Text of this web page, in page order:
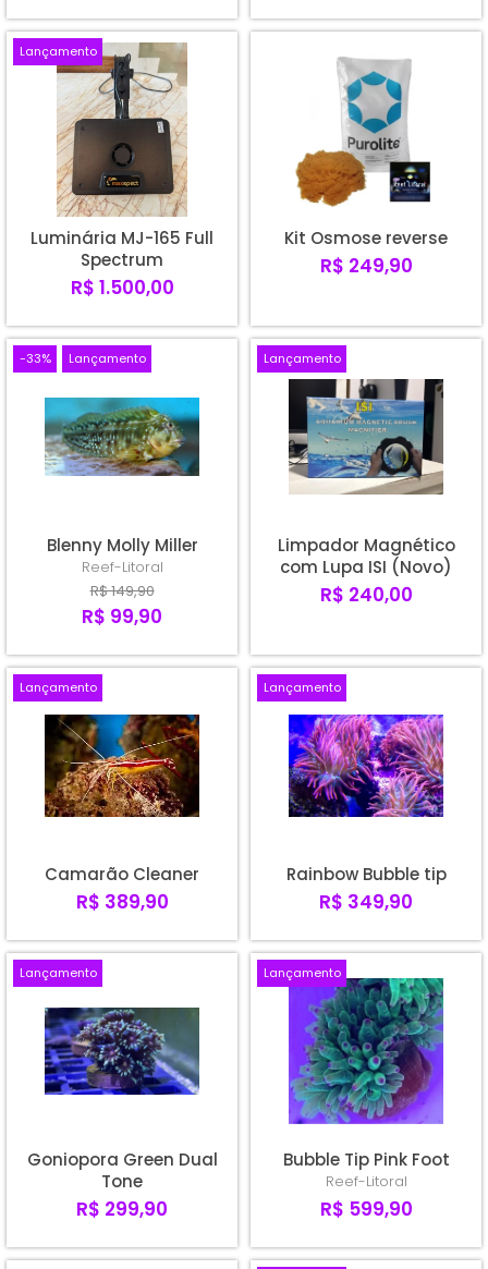
Lançamento
Luminária MJ-165 Full
Spectrum
R$ 1.500,00
Kit Osmose reverse
R$ 249,90
-33% Lançamento
Blenny Molly Miller
Reef-Litoral
R$ 149,90
R$ 99,90
Lançamento
Limpador Magnético
com Lupa ISI (Novo)
R$ 240,00
Lançamento
Camarão Cleaner
R$ 389,90
Lançamento
Rainbow Bubble tip
R$ 349,90
Lançamento
Goniopora Green Dual
Tone
R$ 299,90
Lançamento
Bubble Tip Pink Foot
Reef-Litoral
R$ 599,90